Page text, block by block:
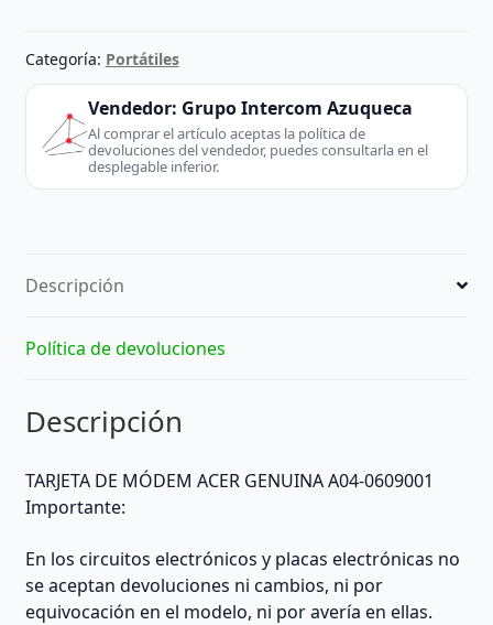
GENUINA
A04-
0609001
REACONDICIONADO
cantidad
Categoría: Portátiles
Vendedor: Grupo Intercom Azuqueca
Al comprar el artículo aceptas la política de
devoluciones del vendedor, puedes consultarla en el
desplegable inferior.
Descripción
Política de devoluciones
Descripción
TARJETA DE MÓDEM ACER GENUINA A04-0609001
Importante:
En los circuitos electrónicos y placas electrónicas no
se aceptan devoluciones ni cambios, ni por
equivocación en el modelo, ni por avería en ellas.